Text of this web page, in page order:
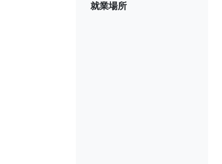
就業場所